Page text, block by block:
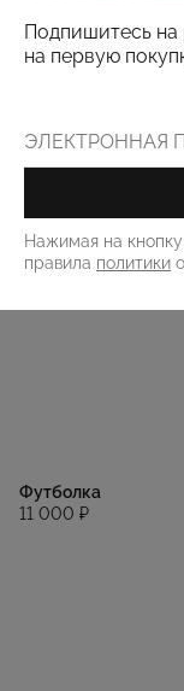
Футболка
11 000 ₽
Подпишитесь на
на первую
Нажимая на
правила политики